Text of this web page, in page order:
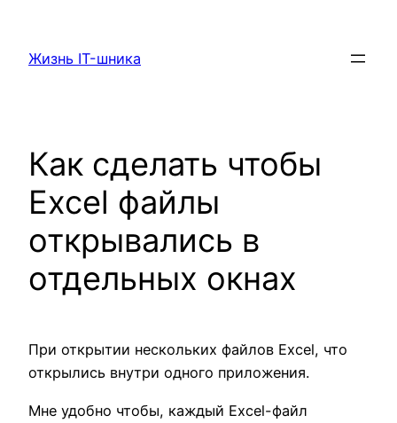
содержимому
Жизнь IT-шника
Как сделать чтобы
Excel файлы
открывались в
отдельных окнах
При открытии нескольких файлов Excel, что
открылись внутри одного приложения.
Мне удобно чтобы, каждый Excel-файл